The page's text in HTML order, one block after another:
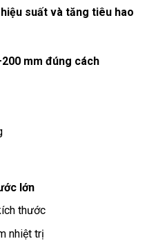
suất và tăng tiêu hao
mm đúng cách
lớn
thước
nhiệt trị